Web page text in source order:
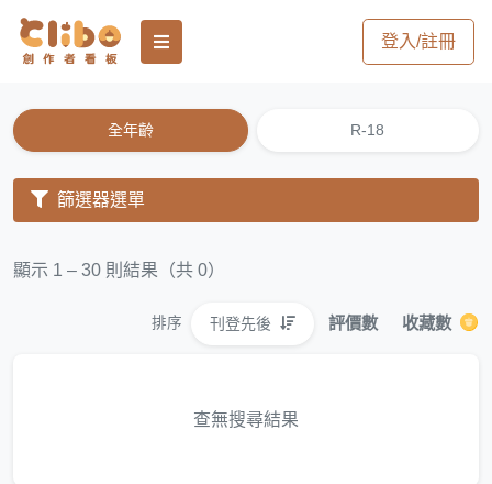
登入/註冊
全年齡 R-18
篩選器選單
顯示 1 – 30 則結果（共 0）
排序 刊登先後 評價數 收藏數
查無搜尋結果